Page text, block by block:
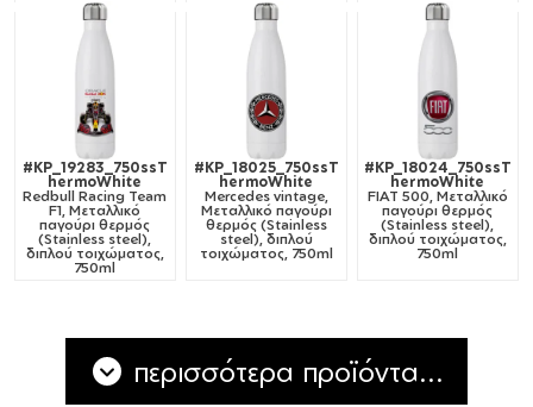
#KP_19283_750ssT
hermoWhite
Redbull Racing Team
F1, Μεταλλικό
παγούρι θερμός
(Stainless steel),
διπλού τοιχώματος,
750ml
#KP_18025_750ssT
hermoWhite
Mercedes vintage,
Μεταλλικό παγούρι
θερμός (Stainless
steel), διπλού
τοιχώματος, 750ml
#KP_18024_750ssT
hermoWhite
FIAT 500, Μεταλλικό
παγούρι θερμός
(Stainless steel),
διπλού τοιχώματος,
750ml
περισσότερα προϊόντα...